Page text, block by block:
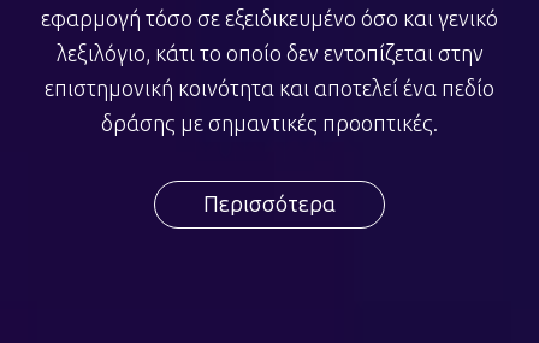
εφαρμογή τόσο σε εξειδικευμένο όσο και γενικό
λεξιλόγιο, κάτι το οποίο δεν εντοπίζεται στην
επιστημονική κοινότητα και αποτελεί ένα πεδίο
δράσης με σημαντικές προοπτικές.
Περισσότερα